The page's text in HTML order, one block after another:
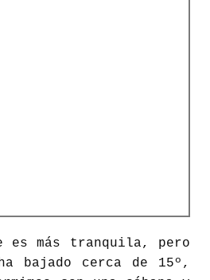
es más tranquila, pero
bajado cerca de 15º,